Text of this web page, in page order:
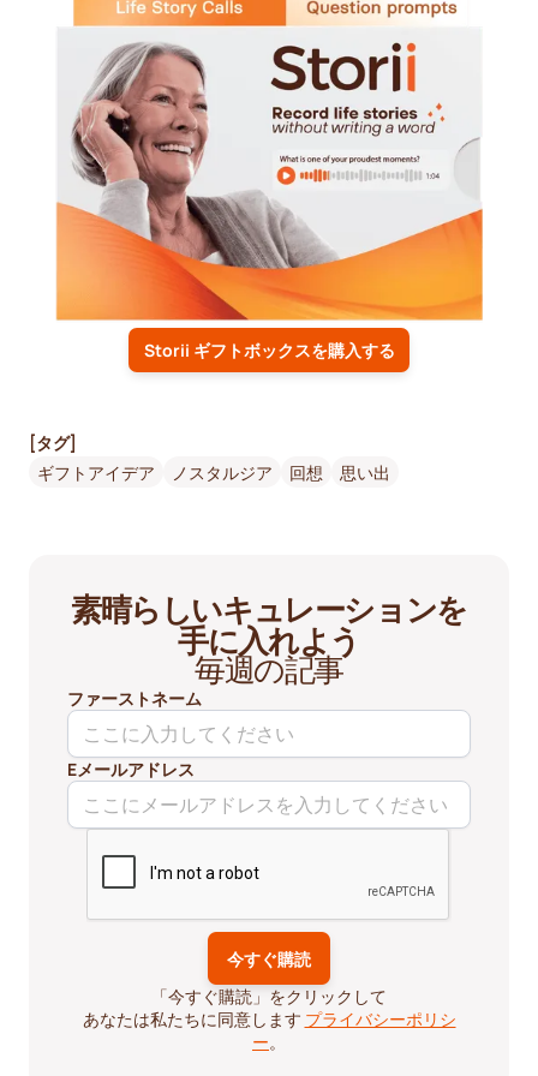
Storii ギフトボックスを購入する
[タグ]
ギフトアイデア
ノスタルジア 回想 思い出
素晴らしいキュレーションを
手に入れよう
毎週の記事
ファーストネーム
Eメールアドレス
「今すぐ購読」をクリックして
あなたは私たちに同意します プライバシーポリシ
ー。